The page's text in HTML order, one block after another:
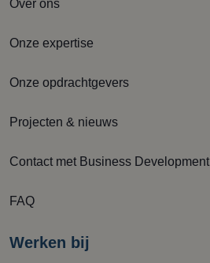
Over ons
Onze expertise
Onze opdrachtgevers
Projecten & nieuws
Contact met Business Development
FAQ
Werken bij